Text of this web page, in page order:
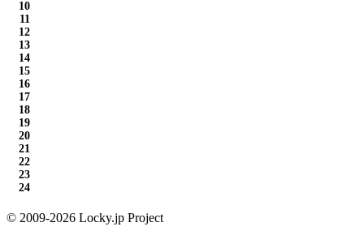
10
11
12
13
14
15
16
17
18
19
20
21
22
23
24
© 2009-2026 Locky.jp Project